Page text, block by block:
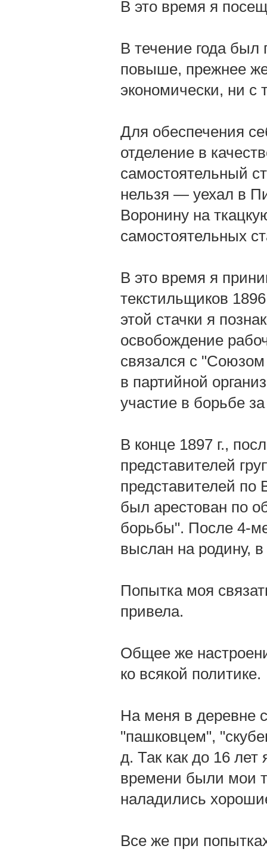
В это время я
В течение года
повыше, прежнее
экономически, ни с
Для обеспечения
отделение в
самостоятельный
нельзя — уехал в
Воронину на
самостоятельных
В это время я
текстильщиков
этой стачки я
освобождение
связался с
в партийной
участие в борьбе
В конце 1897 г.,
представителей
представителей по
был арестован по
борьбы". После 4-
выслан на родину,
Попытка моя
привела.
Общее же
ко всякой политике.
На меня в деревне
"пашковцем",
д. Так как до 16
времени были мои
наладились
Все же при